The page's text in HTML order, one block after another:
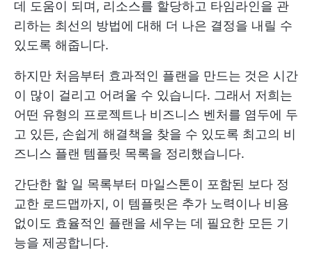
데 도움이 되며, 리소스를 할당하고 타임라인을 관
리하는 최선의 방법에 대해 더 나은 결정을 내릴 수
있도록 해줍니다.
하지만 처음부터 효과적인 플랜을 만드는 것은 시간
이 많이 걸리고 어려울 수 있습니다. 그래서 저희는
어떤 유형의 프로젝트나 비즈니스 벤처를 염두에 두
고 있든, 손쉽게 해결책을 찾을 수 있도록 최고의 비
즈니스 플랜 템플릿 목록을 정리했습니다.
간단한 할 일 목록부터 마일스톤이 포함된 보다 정
교한 로드맵까지, 이 템플릿은 추가 노력이나 비용
없이도 효율적인 플랜을 세우는 데 필요한 모든 기
능을 제공합니다.